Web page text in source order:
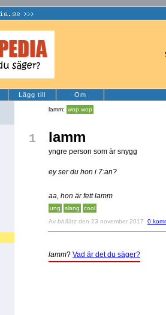
Lägg till Om
lamm: wop wop
1 lamm
yngre person som är snygg
ey ser du hon i 7:an?
aa, hon är fett lamm
ung slang cool
Av bhäätz den 23 november 2017 0
lamm? Vad är det du säger?